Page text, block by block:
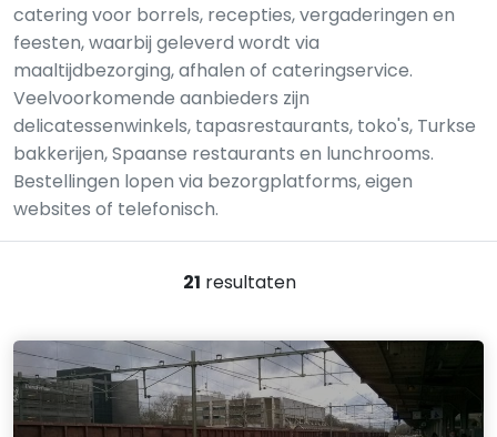
catering voor borrels, recepties, vergaderingen en
feesten, waarbij geleverd wordt via
maaltijdbezorging, afhalen of cateringservice.
Veelvoorkomende aanbieders zijn
delicatessenwinkels, tapasrestaurants, toko's, Turkse
bakkerijen, Spaanse restaurants en lunchrooms.
Bestellingen lopen via bezorgplatforms, eigen
websites of telefonisch.
21 resultaten